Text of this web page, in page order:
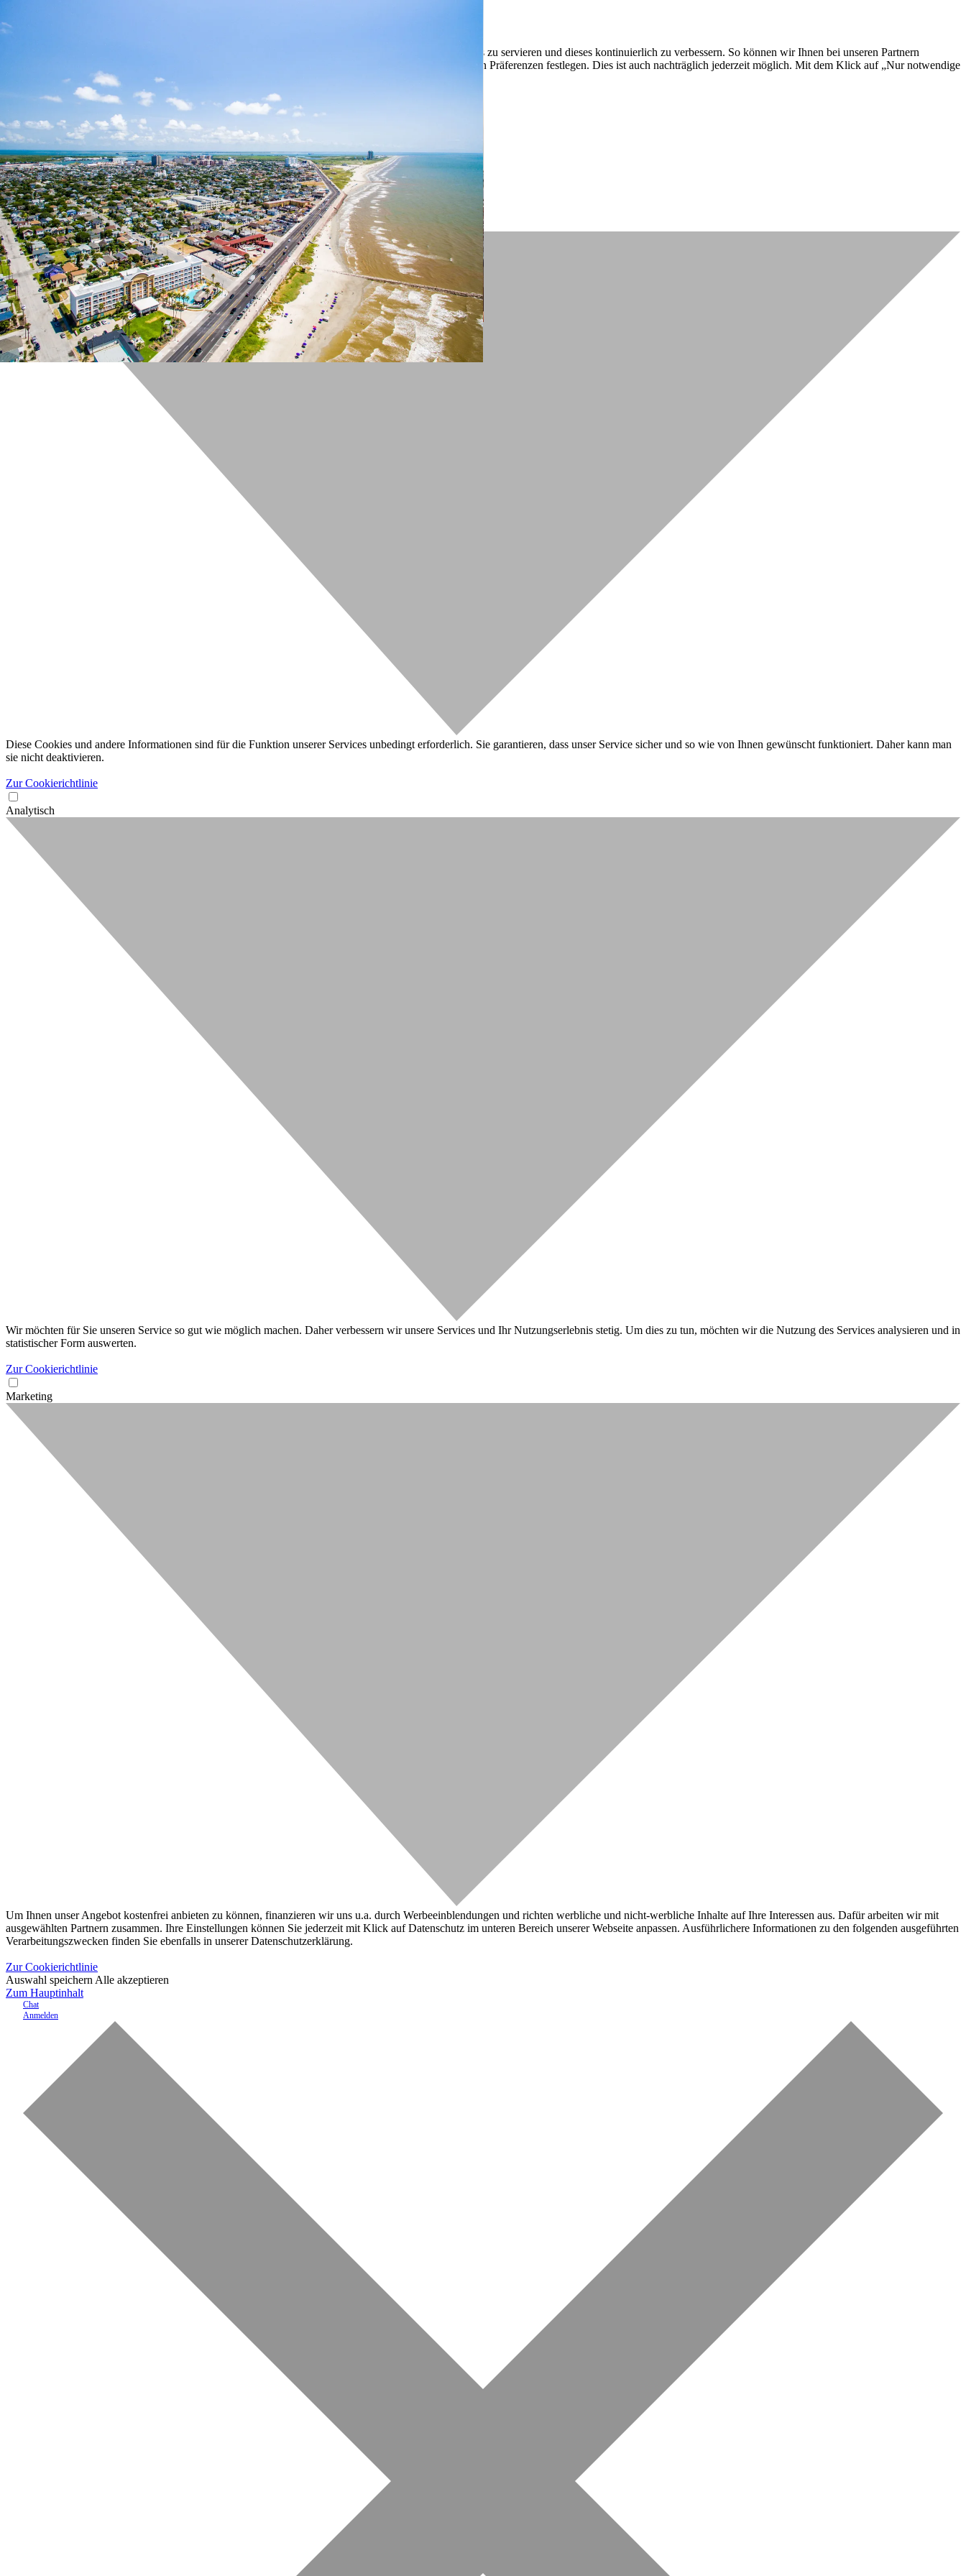
Mit dem Klick auf „geht klar” ermöglichen Sie uns Ihnen über Cookies ein verbessertes Nutzungserlebnis zu servieren und dieses kontinuierlich zu verbessern. So können wir Ihnen bei unseren Partnern
personalisierte Werbung und passende Angebote anzeigen. Über „anpassen” können Sie Ihre persönlichen Präferenzen festlegen. Dies ist auch nachträglich jederzeit möglich. Mit dem Klick auf „Nur notwendige
Cookies” werden lediglich technisch notwendige Cookies gespeichert.
Geht klar
Datenschutzerklärung
Impressum
« zurück
Ihre Cookie-Präferenzen verwalten
Wählen Sie, welche Cookies Sie auf check24.de akzeptieren.
Die Cookierichtlinie finden Siehier.
Notwendig
Diese Cookies und andere Informationen sind für die Funktion unserer Services unbedingt erforderlich. Sie garantieren, dass unser Service sicher und so wie von Ihnen gewünscht funktioniert. Daher kann man
sie nicht deaktivieren.
Zur Cookierichtlinie
Analytisch
Wir möchten für Sie unseren Service so gut wie möglich machen. Daher verbessern wir unsere Services und Ihr Nutzungserlebnis stetig. Um dies zu tun, möchten wir die Nutzung des Services analysieren und in
statistischer Form auswerten.
Zur Cookierichtlinie
Marketing
Um Ihnen unser Angebot kostenfrei anbieten zu können, finanzieren wir uns u.a. durch Werbeeinblendungen und richten werbliche und nicht-werbliche Inhalte auf Ihre Interessen aus. Dafür arbeiten wir mit
ausgewählten Partnern zusammen. Ihre Einstellungen können Sie jederzeit mit Klick auf Datenschutz im unteren Bereich unserer Webseite anpassen. Ausführlichere Informationen zu den folgenden ausgeführten
Verarbeitungszwecken finden Sie ebenfalls in unserer Datenschutzerklärung.
Zur Cookierichtlinie
Auswahl speichern Alle akzeptieren
Zum Hauptinhalt
Chat
Anmelden